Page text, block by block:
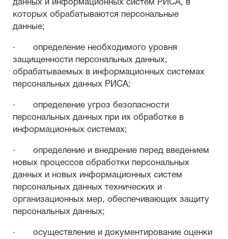
данных и информационных систем РИСА, в
которых обрабатываются персональные
данные;
· определение необходимого уровня
защищенности персональных данных,
обрабатываемых в информационных системах
персональных данных РИСА;
· определение угроз безопасности
персональных данных при их обработке в
информационных системах;
· определение и внедрение перед введением
новых процессов обработки персональных
данных и новых информационных систем
персональных данных технических и
организационных мер, обеспечивающих защиту
персональных данных;
· осуществление и документирование оценки